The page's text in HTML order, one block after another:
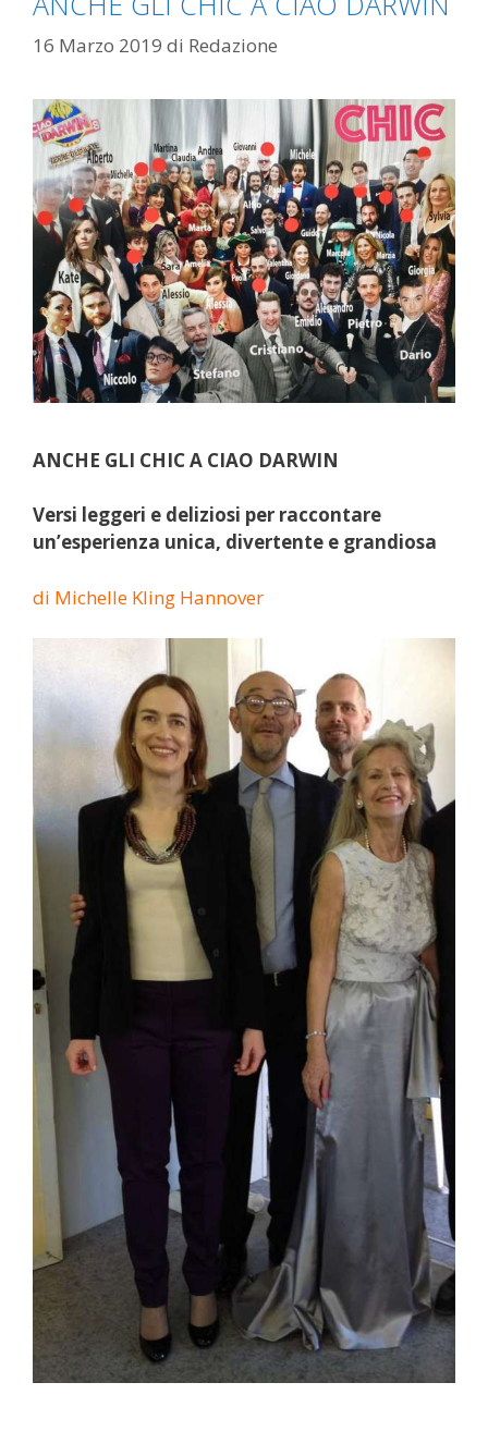
16 Marzo 2019 di Redazione
ANCHE GLI CHIC A CIAO DARWIN
Versi leggeri e deliziosi per raccontare
un’esperienza unica, divertente e grandiosa
di Michelle Kling Hannover